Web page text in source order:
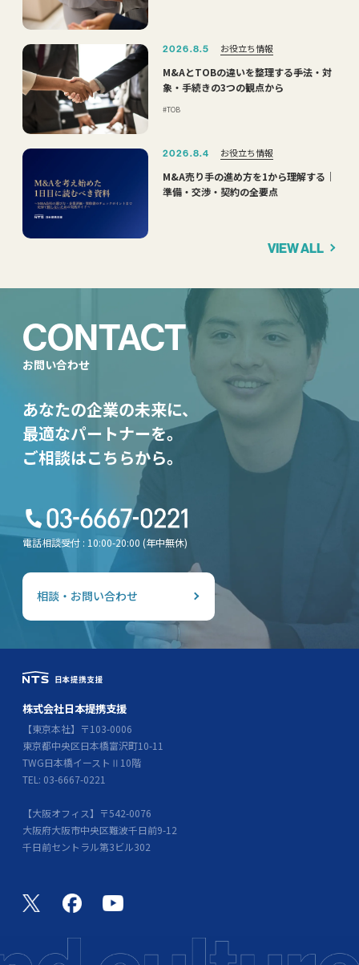
2026.8.5 お役立ち情報
M&AとTOBの違いを整理する――手法・対
象・手続きの3つの観点から
TOB
2026.8.4 お役立ち情報
M&A売り手の進め方を1から理解する｜
準備・交渉・契約の全要点
VIEW ALL
CONTACT
お問い合わせ
あなたの企業の未来に、
最適なパートナーを。
ご相談はこちらから。
電話相談受付 : 10:00-20:00 (年中無休)
相談・お問い合わせ
株式会社日本提携支援
【東京本社】〒103-0006
東京都中央区日本橋富沢町10-11
TWG日本橋イーストⅡ10階
TEL: 03-6667-0221
【大阪オフィス】〒542-0076
大阪府大阪市中央区難波千日前9-12
千日前セントラル第3ビル302